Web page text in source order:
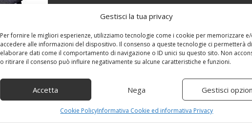
Gestisci la tua privacy
Per fornire le migliori esperienze, utilizziamo tecnologie come i cookie per memorizzare
accedere alle informazioni del dispositivo. Il consenso a queste tecnologie ci permetterà di
elaborare dati come il comportamento di navigazione o ID unici su questo sito. Non
o ritirare il consenso può influire negativamente su alcune caratteristiche e funzioni.
Accetta Nega Gestisci
Cookie PolicyInformativa Cookie ed informativa Privacy